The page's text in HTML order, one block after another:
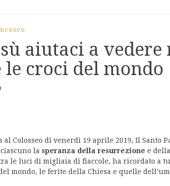
aiutaci a vedere
le croci del mondo
Colosseo di venerdì 19 aprile 2019, Il Santo
la speranza della resurrezione e
le luci di migliaia di fiaccole, ha ricordato a
mondo, le ferite della Chiesa e quelle